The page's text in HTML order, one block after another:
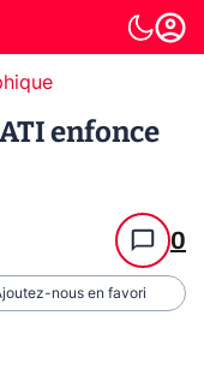
enfonce
0
nous en favori